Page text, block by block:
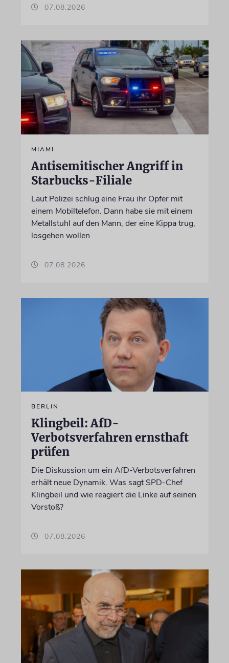
07.08.2026
MIAMI
Antisemitischer Angriff in
Starbucks-Filiale
Laut Polizei schlug eine Frau ihr Opfer mit
einem Mobiltelefon. Dann habe sie mit einem
Metallstuhl auf den Mann, der eine Kippa trug,
losgehen wollen
07.08.2026
BERLIN
Klingbeil: AfD-
Verbotsverfahren ernsthaft
prüfen
Die Diskussion um ein AfD-Verbotsverfahren
erhält neue Dynamik. Was sagt SPD-Chef
Klingbeil und wie reagiert die Linke auf seinen
Vorstoß?
07.08.2026